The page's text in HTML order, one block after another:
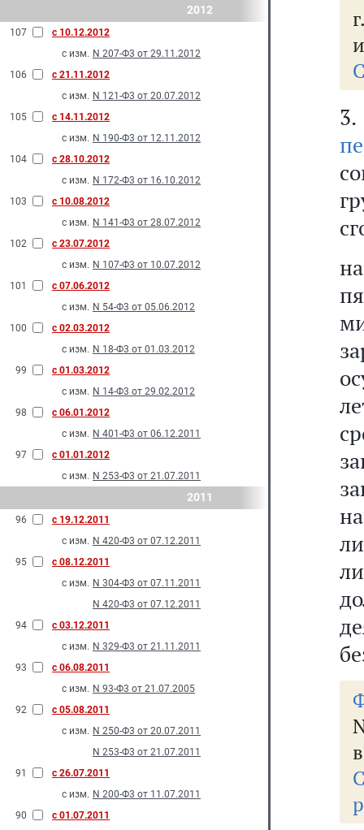
2012
107
с 10.12.2012
с изм. N 207-Ф3 от 29.11.2012
106
с 21.11.2012
с изм. N 121-Ф3 от 20.07.2012
105
с 14.11.2012
с изм. N 190-Ф3 от 12.11.2012
104
с 28.10.2012
с изм. N 172-Ф3 от 16.10.2012
103
с 10.08.2012
с изм. N 141-Ф3 от 28.07.2012
102
с 23.07.2012
с изм. N 107-Ф3 от 10.07.2012
101
с 07.06.2012
с изм. N 54-Ф3 от 05.06.2012
100
с 02.03.2012
с изм. N 18-Ф3 от 01.03.2012
99
с 01.03.2012
с изм. N 14-Ф3 от 29.02.2012
98
с 06.01.2012
с изм. N 401-Ф3 от 06.12.2011
97
с 01.01.2012
с изм. N 253-Ф3 от 21.07.2011
2011
96
с 19.12.2011
с изм. N 420-Ф3 от 07.12.2011
95
с 08.12.2011
с изм. N 304-Ф3 от 07.11.2011
N 420-Ф3 от 07.12.2011
94
с 03.12.2011
с изм. N 329-Ф3 от 21.11.2011
93
с 06.08.2011
с изм. N 93-Ф3 от 21.07.2005
92
с 05.08.2011
с изм. N 250-Ф3 от 20.07.2011
N 253-Ф3 от 21.07.2011
91
с 26.07.2011
с изм. N 200-Ф3 от 11.07.2011
90
с 01.07.2011